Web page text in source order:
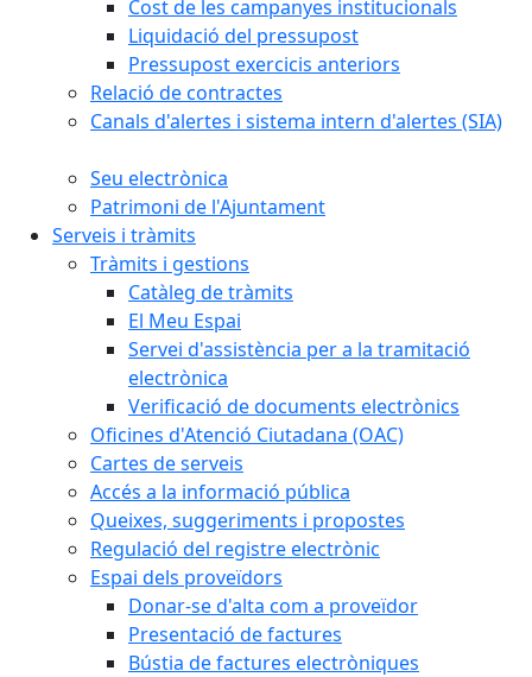
Cost de les campanyes institucionals
Liquidació del pressupost
Pressupost exercicis anteriors
Relació de contractes
Canals d'alertes i sistema intern d'alertes (SIA)
Seu electrònica
Patrimoni de l'Ajuntament
Serveis i tràmits
Tràmits i gestions
Catàleg de tràmits
El Meu Espai
Servei d'assistència per a la tramitació
electrònica
Verificació de documents electrònics
Oficines d'Atenció Ciutadana (OAC)
Cartes de serveis
Accés a la informació pública
Queixes, suggeriments i propostes
Regulació del registre electrònic
Espai dels proveïdors
Donar-se d'alta com a proveïdor
Presentació de factures
Bústia de factures electròniques